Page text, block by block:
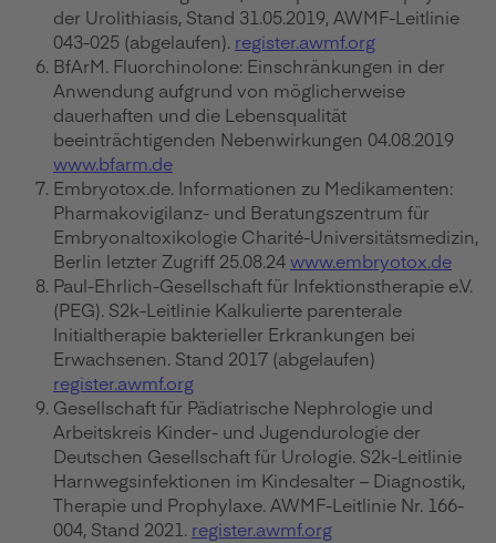
der Urolithiasis, Stand 31.05.2019, AWMF-Leitlinie
043-025 (abgelaufen). register.awmf.org
BfArM. Fluorchinolone: Einschränkungen in der
Anwendung aufgrund von möglicherweise
dauerhaften und die Lebensqualität
beeinträchtigenden Nebenwirkungen 04.08.2019
www.bfarm.de
Embryotox.de. Informationen zu Medikamenten:
Pharmakovigilanz- und Beratungszentrum für
Embryonaltoxikologie Charité-Universitätsmedizin,
Berlin letzter Zugriff 25.08.24www.embryotox.de
Paul-Ehrlich-Gesellschaft für Infektionstherapie e.V.
(PEG). S2k-Leitlinie Kalkulierte parenterale
Initialtherapie bakterieller Erkrankungen bei
Erwachsenen. Stand 2017 (abgelaufen)
register.awmf.org
Gesellschaft für Pädiatrische Nephrologie und
Arbeitskreis Kinder- und Jugendurologie der
Deutschen Gesellschaft für Urologie. S2k-Leitlinie
Harnwegsinfektionen im Kindesalter – Diagnostik,
Therapie und Prophylaxe. AWMF-Leitlinie Nr. 166-
004, Stand 2021. register.awmf.org